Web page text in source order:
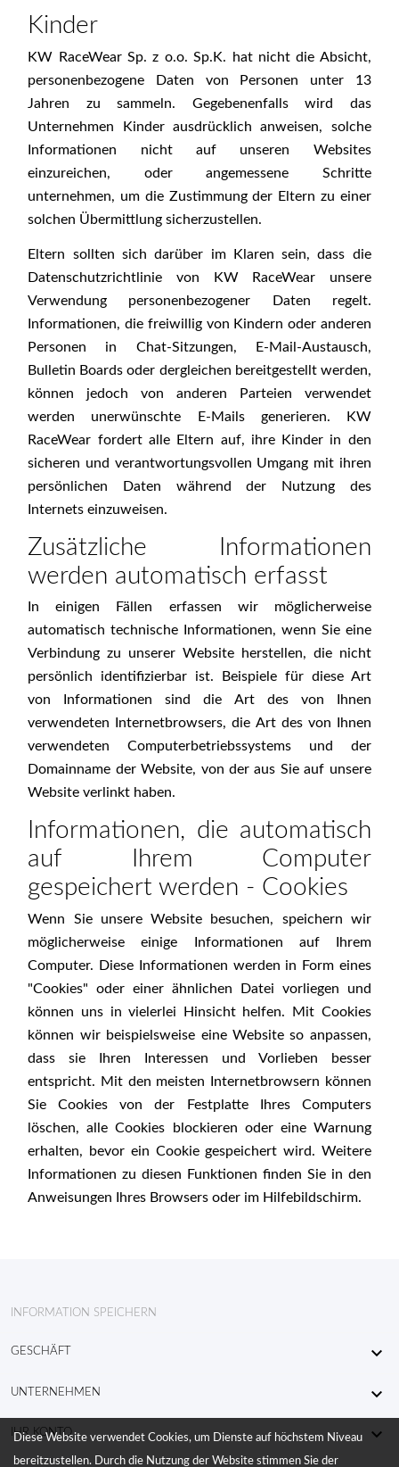
Kinder
KW RaceWear Sp. z o.o. Sp.K. hat nicht die Absicht,
personenbezogene Daten von Personen unter 13
Jahren zu sammeln. Gegebenenfalls wird das
Unternehmen Kinder ausdrücklich anweisen, solche
Informationen nicht auf unseren Websites
einzureichen, oder angemessene Schritte
unternehmen, um die Zustimmung der Eltern zu einer
solchen Übermittlung sicherzustellen.
Eltern sollten sich darüber im Klaren sein, dass die
Datenschutzrichtlinie von KW RaceWear unsere
Verwendung personenbezogener Daten regelt.
Informationen, die freiwillig von Kindern oder anderen
Personen in Chat-Sitzungen, E-Mail-Austausch,
Bulletin Boards oder dergleichen bereitgestellt werden,
können jedoch von anderen Parteien verwendet
werden unerwünschte E-Mails generieren. KW
RaceWear fordert alle Eltern auf, ihre Kinder in den
sicheren und verantwortungsvollen Umgang mit ihren
persönlichen Daten während der Nutzung des
Internets einzuweisen.
Zusätzliche Informationen
werden automatisch erfasst
In einigen Fällen erfassen wir möglicherweise
automatisch technische Informationen, wenn Sie eine
Verbindung zu unserer Website herstellen, die nicht
persönlich identifizierbar ist. Beispiele für diese Art
von Informationen sind die Art des von Ihnen
verwendeten Internetbrowsers, die Art des von Ihnen
verwendeten Computerbetriebssystems und der
Domainname der Website, von der aus Sie auf unsere
Website verlinkt haben.
Informationen, die automatisch
auf Ihrem Computer
gespeichert werden - Cookies
Wenn Sie unsere Website besuchen, speichern wir
möglicherweise einige Informationen auf Ihrem
Computer. Diese Informationen werden in Form eines
"Cookies" oder einer ähnlichen Datei vorliegen und
können uns in vielerlei Hinsicht helfen. Mit Cookies
können wir beispielsweise eine Website so anpassen,
dass sie Ihren Interessen und Vorlieben besser
entspricht. Mit den meisten Internetbrowsern können
Sie Cookies von der Festplatte Ihres Computers
löschen, alle Cookies blockieren oder eine Warnung
erhalten, bevor ein Cookie gespeichert wird. Weitere
Informationen zu diesen Funktionen finden Sie in den
Anweisungen Ihres Browsers oder im Hilfebildschirm.
INFORMATION SPEICHERN
GESCHÄFT 
UNTERNEHMEN 
IHR KONTO 
Diese Website verwendet Cookies, um Dienste auf höchstem Niveau
bereitzustellen. Durch die Nutzung der Website stimmen Sie der